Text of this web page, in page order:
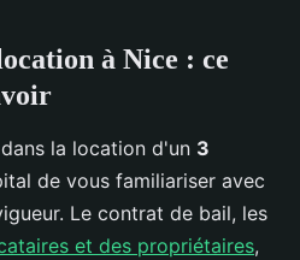
à Nice : ce
la location d'un 3
de vous familiariser avec
Le contrat de bail, les
et des propriétaires,